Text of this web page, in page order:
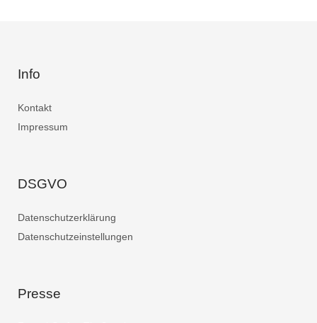
Info
Kontakt
Impressum
DSGVO
Datenschutzerklärung
Datenschutzeinstellungen
Presse